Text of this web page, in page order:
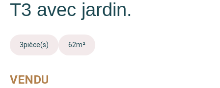
T3 avec jardin.
3pièce(s) 62m²
VENDU